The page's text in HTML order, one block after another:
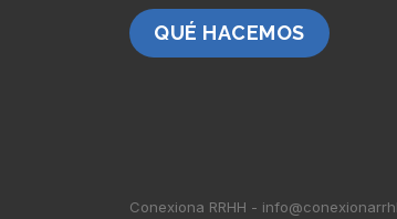
QUÉ HACEMOS
Conexiona RRHH -